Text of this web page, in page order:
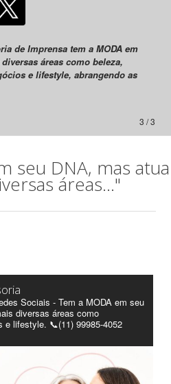
de Imprensa tem a MODA em
áreas como beleza,
e lifestyle, abrangendo as
3 / 3
seu DNA, mas atua
áreas..."
Sociais - Tem a MODA em seu
diversas áreas como
e lifestyle. 📞(11) 99985-4052